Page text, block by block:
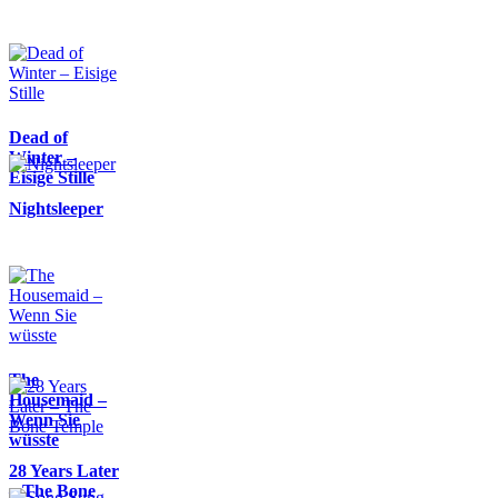
Dead of
Winter –
Eisige Stille
Nightsleeper
The
Housemaid –
Wenn Sie
wüsste
28 Years Later
– The Bone